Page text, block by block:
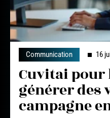
Communication 16
Cuvitai
générer des
campagne